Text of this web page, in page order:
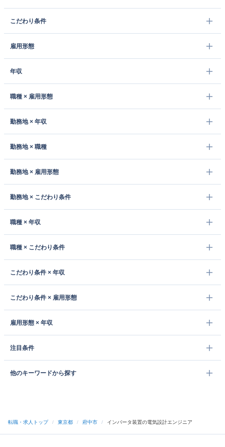
こだわり条件
雇用形態
年収
職種 × 雇用形態
勤務地 × 年収
勤務地 × 職種
勤務地 × 雇用形態
勤務地 × こだわり条件
職種 × 年収
職種 × こだわり条件
こだわり条件 × 年収
こだわり条件 × 雇用形態
雇用形態 × 年収
注目条件
他のキーワードから探す
転職・求人トップ / 東京都 / 府中市 / インバータ装置の電気設計エンジニア